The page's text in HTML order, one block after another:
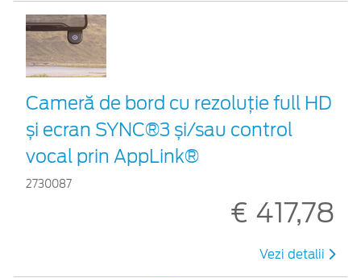
Cameră de bord cu rezoluție full HD
și ecran SYNC®3 și/sau control
vocal prin AppLink®
2730087
€ 417,78
Vezi detalii